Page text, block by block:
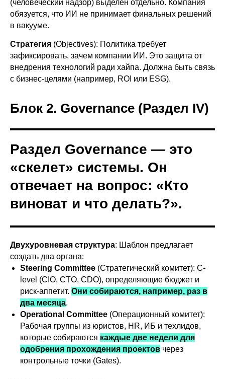
(человеческий надзор) выделен отдельно. Компания
обязуется, что ИИ не принимает финальных решений
в вакууме.
Стратегия (Objectives): Политика требует
зафиксировать, зачем компании ИИ. Это защита от
внедрения технологий ради хайпа. Должна быть связь
с бизнес-целями (например, ROI или ESG).
Блок 2. Governance (Раздел IV)
Раздел Governance — это
«скелет» системы. Он
отвечает на вопрос: «Кто
виноват и что делать?».
Двухуровневая структура: Шаблон предлагает
создать два органа:
Steering Committee (Стратегический комитет): C-
level (CIO, CTO, CDO), определяющие бюджет и
риск-аппетит. Они собираются, например, раз в
два месяца.
Operational Committee (Операционный комитет):
Рабочая группы из юристов, HR, ИБ и техлидов,
которые собираются каждые две недели для
одобрения прохождения проектов через
контрольные точки (Gates).